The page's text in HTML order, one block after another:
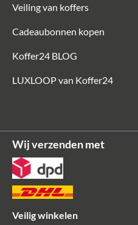
Veiling van koffers
Cadeaubonnen kopen
Koffer24 BLOG
LUXLOOP van Koffer24
Wij verzenden met
Veilig winkelen